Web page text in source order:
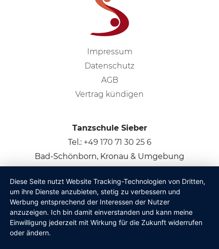
Impressum
Datenschutz
AGB
Vertrag kündigen
Tanzschule Sieber
Tel.: +49 170 71 30 25 6
Bad-Schönborn, Kronau & Umgebung
© 2026 Claus Sieber
Diese Seite nutzt Website Tracking-Technologien von Dritten,
um ihre Dienste anzubieten, stetig zu verbessern und
Werbung entsprechend der Interessen der Nutzer
anzuzeigen. Ich bin damit einverstanden und kann meine
Einwilligung jederzeit mit Wirkung für die Zukunft widerrufen
oder ändern.